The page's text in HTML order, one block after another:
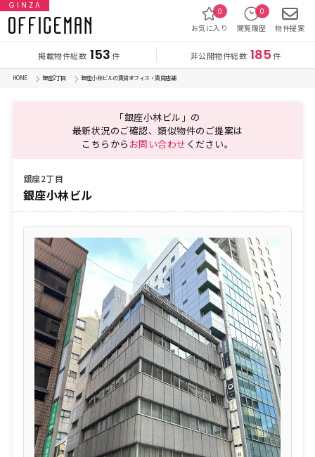
GINZA
掲載物件総数 153件 非公開物件総数 185件
お気に入り
0
閲覧履歴
0
物件提案
HOME 銀座2丁目 銀座小林ビルの賃貸オフィス・賃貸店舗
「銀座小林ビル」の
最新状況のご確認、類似物件のご提案は
こちらから お問い合わせ ください。
銀座2丁目
銀座小林ビル